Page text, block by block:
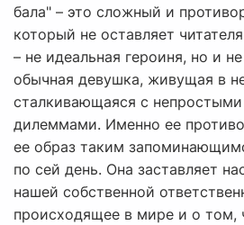
бала" – это сложный и
который не оставляет
– не идеальная героиня, но и
обычная девушка, живущая в
сталкивающаяся с
дилеммами. Именно ее
ее образ таким
по сей день. Она заставляет
нашей собственной
происходящее в мире и о